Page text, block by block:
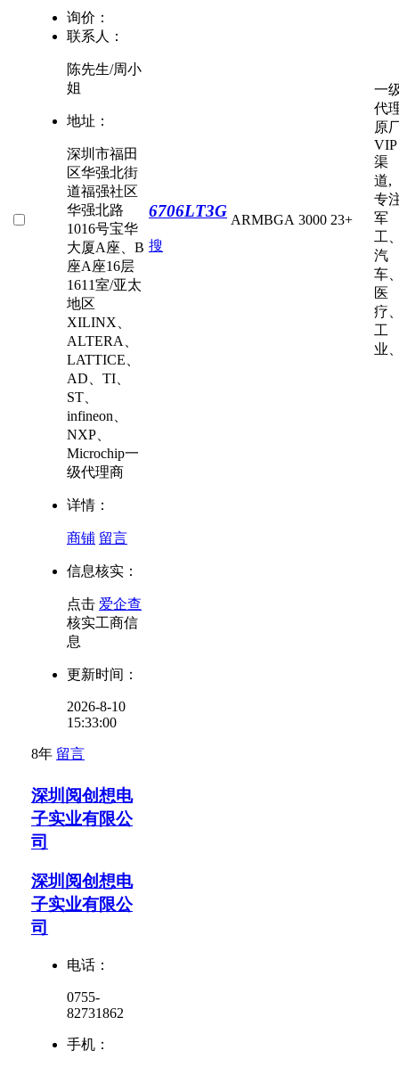
询价：
联系人：
陈先生/周小
姐
地址：
深圳市福田
区华强北街
道福强社区
华强北路
1016号宝华
大厦A座、B
座A座16层
1611室/亚太
地区
XILINX、
ALTERA、
LATTICE、
AD、TI、
ST、
infineon、
NXP、
Microchip一
级代理商
详情：
商铺 留言
信息核实：
点击 爱企查
核实工商信
息
更新时间：
2026-8-10
15:33:00
8年 留言
6706LT3G
搜
ARMBGA 3000 23+
一
代
原
VIP
渠
道,
专
军
工
汽
车
医
疗
工
业
深圳阅创想电
子实业有限公
司
深圳阅创想电
子实业有限公
司
电话：
0755-
82731862
手机：